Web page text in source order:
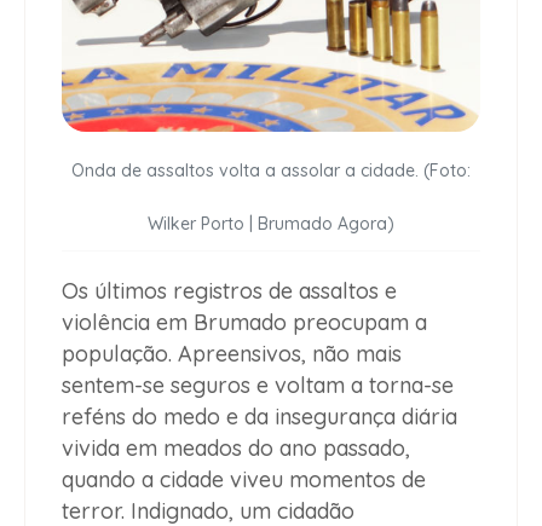
Onda de assaltos volta a assolar a cidade. (Foto:
Wilker Porto | Brumado Agora)
Os últimos registros de assaltos e
violência em Brumado preocupam a
população. Apreensivos, não mais
sentem-se seguros e voltam a torna-se
reféns do medo e da insegurança diária
vivida em meados do ano passado,
quando a cidade viveu momentos de
terror. Indignado, um cidadão